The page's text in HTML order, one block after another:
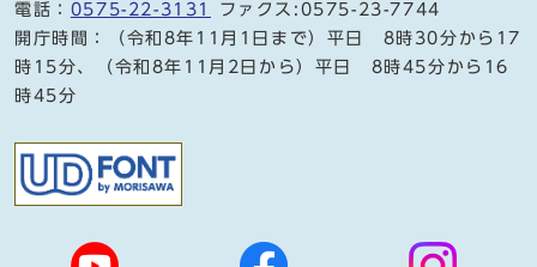
電話： 0575-22-3131
ファクス:0575-23-7744
開庁時間：（令和8年11月1日まで）平日 8時30分から17
時15分、（令和8年11月2日から）平日 8時45分から16
時45分